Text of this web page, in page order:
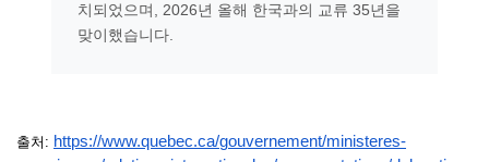
치되었으며, 2026년 올해 한국과의 교류 35년을
맞이했습니다.
출처: https://www.quebec.ca/gouvernement/ministeres-